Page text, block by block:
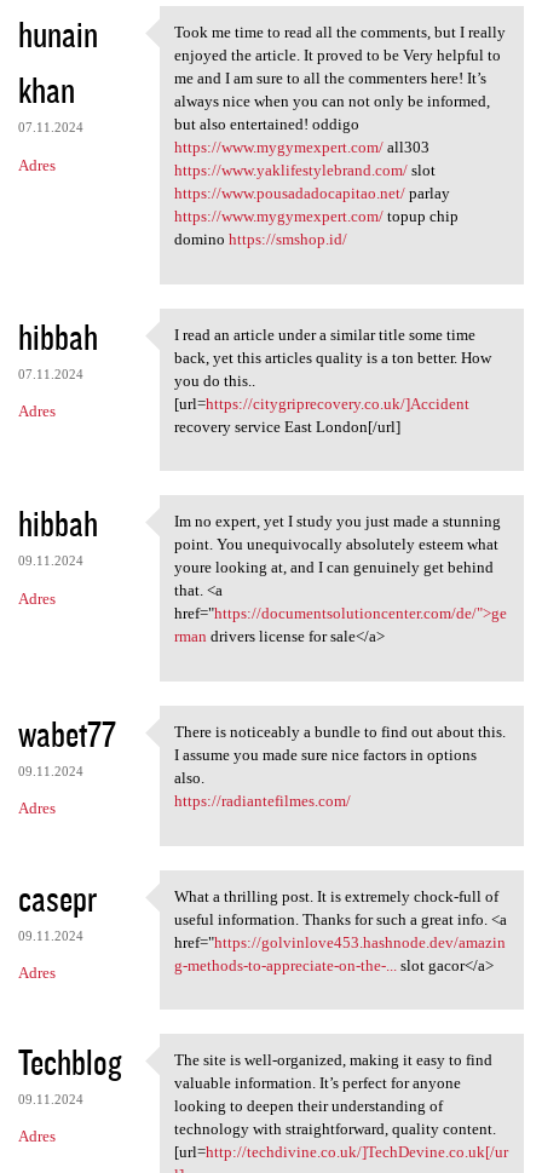
K
o
m
e
n
e
hunain
khan
07.11.2024
Adres
Took me time to read all the
Took me time to read all the comments, but I really
enjoyed the article. It proved to be Very helpful to
me and I am sure to all the commenters here! It’s
always nice when you can not only be informed,
but also entertained! oddigo
https://www.mygymexpert.com/all303
https://www.yaklifestylebrand.com/slot
https://www.pousadadocapitao.net/parlay
https://www.mygymexpert.com/topup chip
domino https://smshop.id/
hibbah
07.11.2024
Adres
I read an article under a
I read an article under a similar title some time
back, yet this articles quality is a ton better. How
you do this..
[url=https://citygriprecovery.co.uk/]Accident
recovery service East London[/url]
hibbah
09.11.2024
Adres
Im no expert, yet I study you
Im no expert, yet I study you just made a stunning
point. You unequivocally absolutely esteem what
youre looking at, and I can genuinely get behind
that. <a
href="https://documentsolutioncenter.com/de/">ge
rman drivers license for sale</a>
wabet77
09.11.2024
Adres
There is noticeably a bundle
There is noticeably a bundle to find out about this.
I assume you made sure nice factors in options
also.
https://radiantefilmes.com/
casepr
09.11.2024
Adres
What a thrilling post. It is
What a thrilling post. It is extremely chock-full of
useful information. Thanks for such a great info. <a
href="https://golvinlove453.hashnode.dev/amazin
g-methods-to-appreciate-on-the-...
slot gacor</a>
Techblog
09.11.2024
Adres
The site is well-organized,
The site is well-organized, making it easy to find
valuable information. It’s perfect for anyone
looking to deepen their understanding of
technology with straightforward, quality content.
[url=http://techdivine.co.uk/]TechDevine.co.uk[/ur